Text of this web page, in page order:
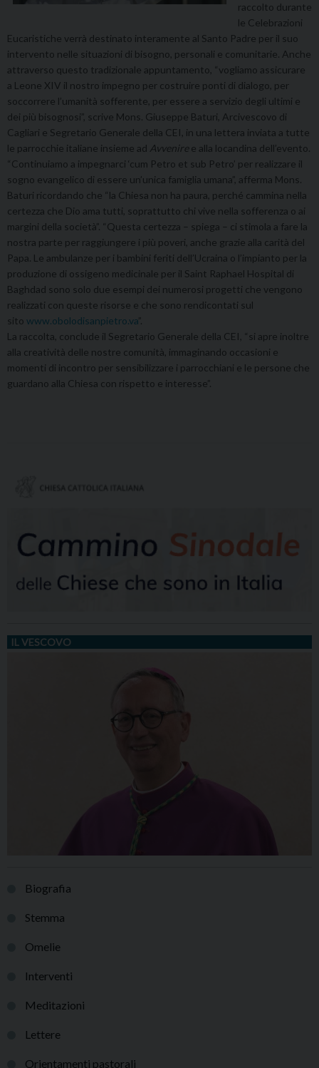
raccolto durante
le Celebrazioni
Eucaristiche verrà destinato interamente al Santo Padre per il suo
intervento nelle situazioni di bisogno, personali e comunitarie. Anche
attraverso questo tradizionale appuntamento, “vogliamo assicurare
a Leone XIV il nostro impegno per costruire ponti di dialogo, per
soccorrere l’umanità sofferente, per essere a servizio degli ultimi e
dei più bisognosi”, scrive Mons. Giuseppe Baturi, Arcivescovo di
Cagliari e Segretario Generale della CEI, in una lettera inviata a tutte
le parrocchie italiane insieme ad Avveniree alla locandina dell’evento.
“Continuiamo a impegnarci ‘cum Petro et sub Petro’ per realizzare il
sogno evangelico di essere un’unica famiglia umana”, afferma Mons.
Baturi ricordando che “la Chiesa non ha paura, perché cammina nella
certezza che Dio ama tutti, soprattutto chi vive nella sofferenza o ai
margini della società”. “Questa certezza – spiega – ci stimola a fare la
nostra parte per raggiungere i più poveri, anche grazie alla carità del
Papa. Le ambulanze per i bambini feriti dell’Ucraina o l’impianto per la
produzione di ossigeno medicinale per il Saint Raphael Hospital di
Baghdad sono solo due esempi dei numerosi progetti che vengono
realizzati con queste risorse e che sono rendicontati sul
sito www.obolodisanpietro.va”.
La raccolta, conclude il Segretario Generale della CEI, “si apre inoltre
alla creatività delle nostre comunità, immaginando occasioni e
momenti di incontro per sensibilizzare i parrocchiani e le persone che
guardano alla Chiesa con rispetto e interesse”.
IL VESCOVO
Biografia
Stemma
Omelie
Interventi
Meditazioni
Lettere
Orientamenti pastorali